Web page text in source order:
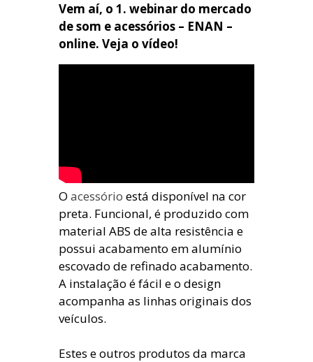
Vem aí, o 1. webinar do mercado
de som e acessórios – ENAN –
online. Veja o vídeo!
O acessório está disponível na cor
preta. Funcional, é produzido com
material ABS de alta resistência e
possui acabamento em alumínio
escovado de refinado acabamento.
A instalação é fácil e o design
acompanha as linhas originais dos
veículos.
Estes e outros produtos da marca